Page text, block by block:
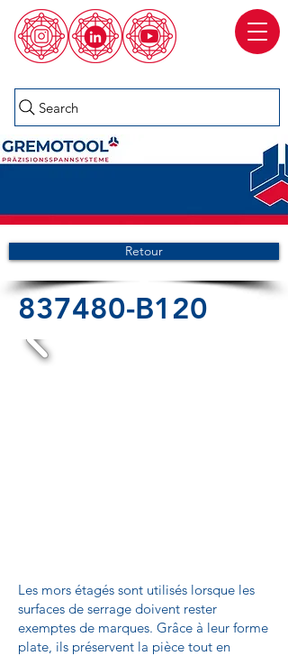
Search
Retour
837480-B120
Les mors étagés sont utilisés lorsque les
surfaces de serrage doivent rester
exemptes de marques. Grâce à leur forme
plate, ils préservent la pièce tout en